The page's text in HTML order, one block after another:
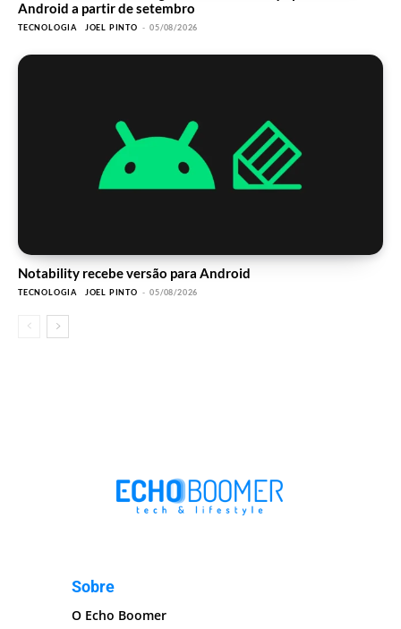
Android a partir de setembro
TECNOLOGIA JOEL PINTO - 05/08/2026
Notability recebe versão para Android
TECNOLOGIA JOEL PINTO - 05/08/2026
Sobre
O Echo Boomer